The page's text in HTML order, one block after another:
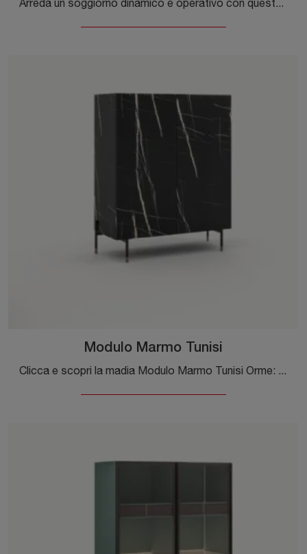
Arreda un soggiorno dinamico e operativo con questa madia Geny di Orme: scopri le più belle Madie in melaminico.
Modulo Marmo Tunisi
Clicca e scopri la madia Modulo Marmo Tunisi Orme: se sei alla ricerca di mobili in melaminico per stanze moderne, questa è la scelta ideale per te!